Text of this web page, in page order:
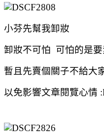
小芬先幫我卸妝
卸妝不可怕 可怕的是
暫且先賣個關子不給大
以免影響文章閱覽心情